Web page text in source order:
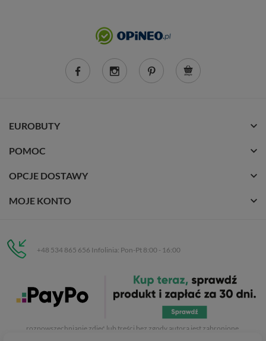
EUROBUTY
POMOC
OPCJE DOSTAWY
MOJE KONTO
+48 534 865 656 Infolinia: Pon-Pt 8:00 - 16:00
C.H. Respan, Rejtana 53a/250
35-326 Rzeszów
. Kopiowanie, przetwarzanie,
rozpowszechnianie zdjęć lub treści bez zgody autora jest zabronione.